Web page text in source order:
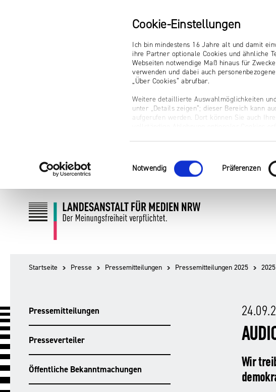
Cookie-Einstellungen
Ich bin mindestens 16 Jahre alt und damit
ihre Partner optionale Cookies und ähnliche
Webseiten notwendige Maß hinaus für
verwenden und dabei auch
„Über Cookies“ abrufbar.
Weitere detaillierte Auswahlmöglichkeiten
unter „Details zeigen“; dieser Bereich kann
aufgerufen werden. Dort können Sie auch
Einwilligungsauswahl
Notwendig Präferenzen
Inhalt
Navigation
Startseite Presse Pressemitteilungen Pressemitteilungen 2025 2025
Pressemitteilungen
Presseverteiler
Öffentliche Bekanntmachungen
Wir